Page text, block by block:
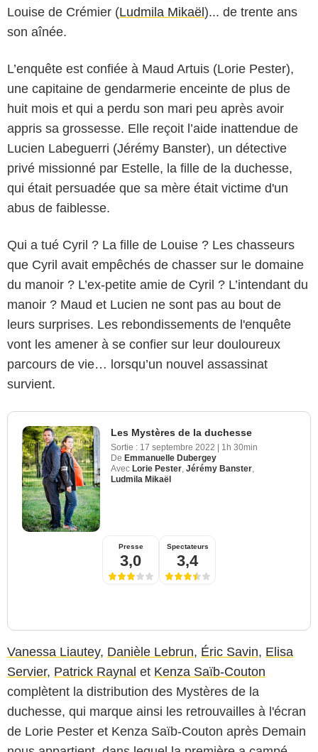
Louise de Crémier (Ludmila Mikaël)... de trente ans
son aînée.
L’enquête est confiée à Maud Artuis (Lorie Pester),
une capitaine de gendarmerie enceinte de plus de
huit mois et qui a perdu son mari peu après avoir
appris sa grossesse. Elle reçoit l’aide inattendue de
Lucien Labeguerri (Jérémy Banster), un détective
privé missionné par Estelle, la fille de la duchesse,
qui était persuadée que sa mère était victime d'un
abus de faiblesse.
Qui a tué Cyril ? La fille de Louise ? Les chasseurs
que Cyril avait empêchés de chasser sur le domaine
du manoir ? L’ex-petite amie de Cyril ? L’intendant du
manoir ? Maud et Lucien ne sont pas au bout de
leurs surprises. Les rebondissements de l'enquête
vont les amener à se confier sur leur douloureux
parcours de vie… lorsqu’un nouvel assassinat
survient.
Les Mystères de la duchesse
Sortie : 17 septembre 2022 | 1h 30min
De Emmanuelle Dubergey
Avec Lorie Pester Jérémy Banster
Ludmila Mikaël
Presse
3,0
Spectateurs
3,4
Vanessa Liautey, Danièle Lebrun, Éric Savin, Elisa
Servier, Patrick Raynal et Kenza Saïb-Couton
complètent la distribution des Mystères de la
duchesse, qui marque ainsi les retrouvailles à l'écran
de Lorie Pester et Kenza Saïb-Couton après Demain